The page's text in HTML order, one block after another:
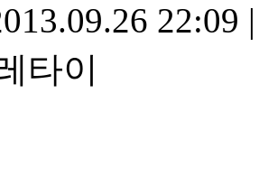
22:09 |
타이